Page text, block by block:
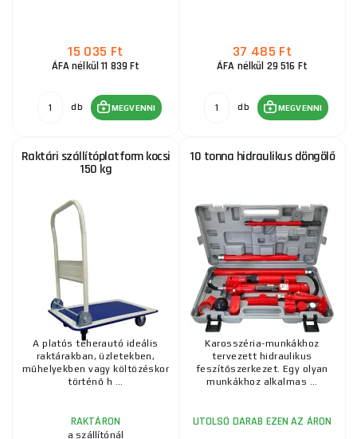
15 035 Ft
ÁFA nélkül 11 839 Ft
db MEGVENNI
37 485 Ft
ÁFA nélkül 29 516 Ft
db MEGVENNI
Raktári szállítóplatform kocsi
150 kg
A platós teherautó ideális
raktárakban, üzletekben,
műhelyekben vagy költözéskor
történő h ...
RAKTÁRON
a szállítónál
10 tonna hidraulikus döngölő
Karosszéria-munkákhoz
tervezett hidraulikus
feszítőszerkezet. Egy olyan
munkákhoz alkalmas ...
UTOLSÓ DARAB EZEN AZ ÁRON